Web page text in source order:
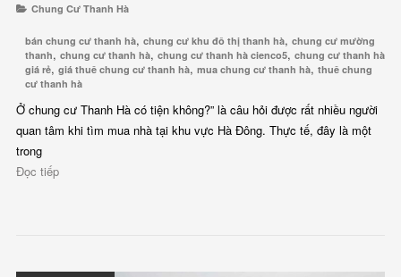
Chung Cư Thanh Hà
bán chung cư thanh hà, chung cư khu đô thị thanh hà, chung cư mường
thanh, chung cư thanh hà, chung cư thanh hà cienco5, chung cư thanh hà
giá rẻ, giá thuê chung cư thanh hà, mua chung cư thanh hà, thuê chung
cư thanh hà
Ở chung cư Thanh Hà có tiện không?” là câu hỏi được rất nhiều người
quan tâm khi tìm mua nhà tại khu vực Hà Đông. Thực tế, đây là một
trong
Đọc tiếp